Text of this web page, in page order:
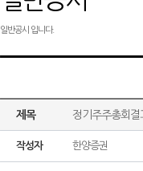
일반공시 입니다.
제목 정기주주총회결
작성자 한양증권